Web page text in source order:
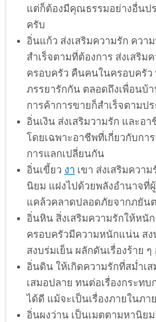
แต่ก็ต้องมีคุณธรรมอย่างอื่นป
ครับ
อิ่นแก้ว ส่งเสริมความรัก ควา
สำเร็จตามที่ต้องการ ส่งเสริม
ครอบครัว คืนคนในครอบครัว
ภรรยารักกัน ตลอดถึงเพื่อนบ้
การค้าการขายก็สำเร็จตามป
อิ่นเงิน ส่งเสริมวามรัก และอ
โดยเฉพาะอาชีพที่เกี่ยวกับกา
การแลกเปลี่ยนกัน
อิ่นเขี้ยว งา เขา ส่งเสริมควา
นิยม แฝงไปด้วยพลังอำนาจที่
แคล้วคลาดปลอดภัยจากภยัน
อิ่นหิน สิ่งเสริมความรักให้หนั
ครอบครัวมีความหนักแน่น ส
สงบร่มเย็น ผลักดันเรื่องร้าย ๆ
อิ่นดิน ให้เกิดความรักที่สม่ำเ
เสมอปลาย ทนต่อเรื่องกระทบ
ได้ดี แม้จะเป็นเรื่องภายในภ
อิ่นผงว่าน เป็นเมตตามหานิย